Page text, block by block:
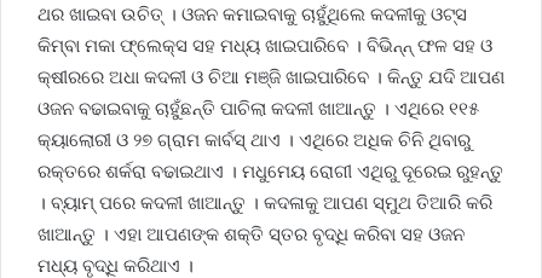
ଥର ଖାଇବା ଉଚିତ୍ । ଓଜନ କମାଇବାକୁ ଚାହୁଁଥିଲେ କଦଳୀକୁ ଓଟ୍ସ
କିମ୍ବା ମକା ଫ୍ଲେକ୍ସ ସହ ମଧ୍ୟ ଖାଇପାରିବେ । ବିଭିନ୍ନ୍ ଫଳ ସହ ଓ
କ୍ଷୀରରେ ଅଧା କଦଳୀ ଓ ଚିଆ ମଞ୍ଜି ଖାଇପାରିବେ । କିନ୍ତୁ ଯଦି ଆପଣ
ଓଜନ ବଢାଇବାକୁ ଚାହୁଁଛନ୍ତି ପାଚିଲା କଦଳୀ ଖାଆନ୍ତୁ । ଏଥିରେ ୧୧୫
କ୍ୟାଲୋରୀ ଓ ୨୭ ଗ୍ରାମ କାର୍ବସ୍ ଥାଏ । ଏଥିରେ ଅଧିକ ଚିନି ଥିବାରୁ
ରକ୍ତରେ ଶର୍କରା ବଢାଇଥାଏ । ମଧୁମେୟ ରୋଗୀ ଏଥିରୁ ଦୂରେଇ ରୁହନ୍ତୁ
। ବ୍ୟାମ୍ ପରେ କଦଳୀ ଖାଆନ୍ତୁ । କଦଳାକୁ ଆପଣ ସ୍ମୁଥ ତିଆରି କରି
ଖାଆନ୍ତୁ । ଏହା ଆପଣଙ୍କ ଶକ୍ତି ସ୍ତର ବୃଦ୍ଧି କରିବା ସହ ଓଜନ
ମଧ୍ୟ ବୃଦ୍ଧି କରିଥାଏ ।